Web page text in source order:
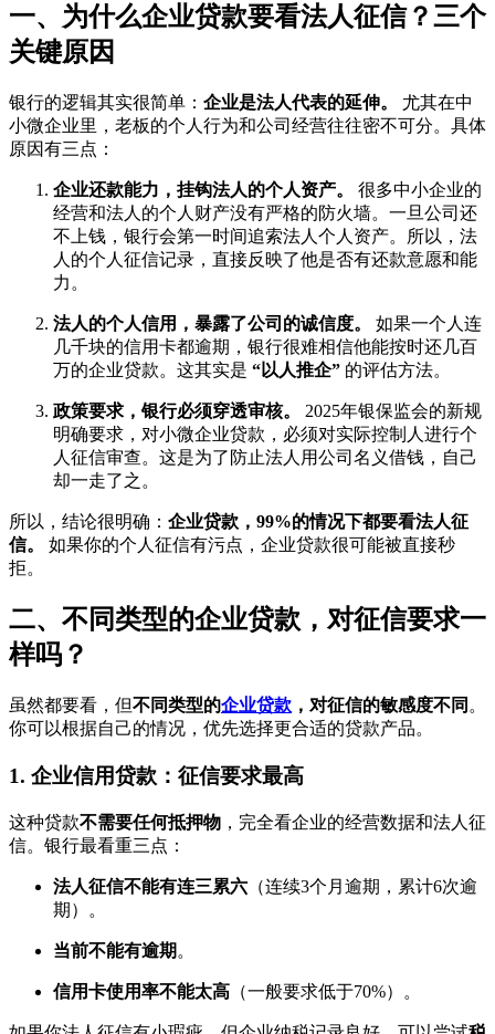
一、为什么企业贷款要看法人征信？三个
关键原因
银行的逻辑其实很简单： 企业是法人代表的延伸。
尤其在中
小微企业里，老板的个人行为和公司经营往往密不可分。具体
原因有三点：
企业还款能力，挂钩法人的个人资产。
很多中小企业的
经营和法人的个人财产没有严格的防火墙。一旦公司还
不上钱，银行会第一时间追索法人个人资产。所以，法
人的个人征信记录，直接反映了他是否有还款意愿和能
力。
法人的个人信用，暴露了公司的诚信度。
如果一个人连
几千块的信用卡都逾期，银行很难相信他能按时还几百
万的企业贷款。这其实是 “以人推企” 的评估方法。
政策要求，银行必须穿透审核。
2025年银保监会的新规
明确要求，对小微企业贷款，必须对实际控制人进行个
人征信审查。这是为了防止法人用公司名义借钱，自己
却一走了之。
所以，结论很明确： 企业贷款，99%的情况下都要看法人征
信。
如果你的个人征信有污点，企业贷款很可能被直接秒
拒。
二、不同类型的企业贷款，对征信要求一
样吗？
虽然都要看，但不同类型的企业贷款 ，对征信的敏感度不同 。
你可以根据自己的情况，优先选择更合适的贷款产品。
1. 企业信用贷款：征信要求最高
这种贷款不需要任何抵押物 ，完全看企业的经营数据和法人征
信。银行最看重三点：
法人征信不能有连三累六 （连续3个月逾期，累计6次逾
期）。
当前不能有逾期 。
信用卡使用率不能太高 （一般要求低于70%）。